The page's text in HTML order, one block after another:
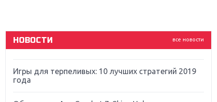
все новости
НОВОСТИ
Far Cry 5: хвалить нельзя ругать
Игры для терпеливых: 10 лучших стратегий 2019
года